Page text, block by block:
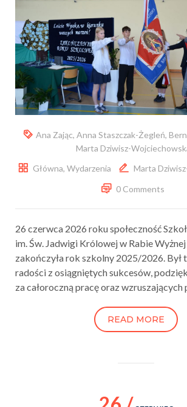
Ana Zając, Anna Staszczak-Żegleń,
Marta Dziwisz-
Główna, Wydarzenia
Marta
0 Comments
26 czerwca 2026 roku społeczność
im. Św. Jadwigi Królowej w Rabie
zakończyła rok szkolny 2025/2026. Był
radości z osiągniętych sukcesów,
za całoroczną pracę oraz wzruszających
READ MORE